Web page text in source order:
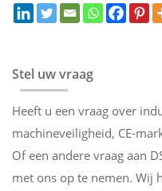
Stel uw vraag
Heeft u een vraag over
machineveiligheid, CE-
Of een andere vraag aan
met ons op te nemen. Wij